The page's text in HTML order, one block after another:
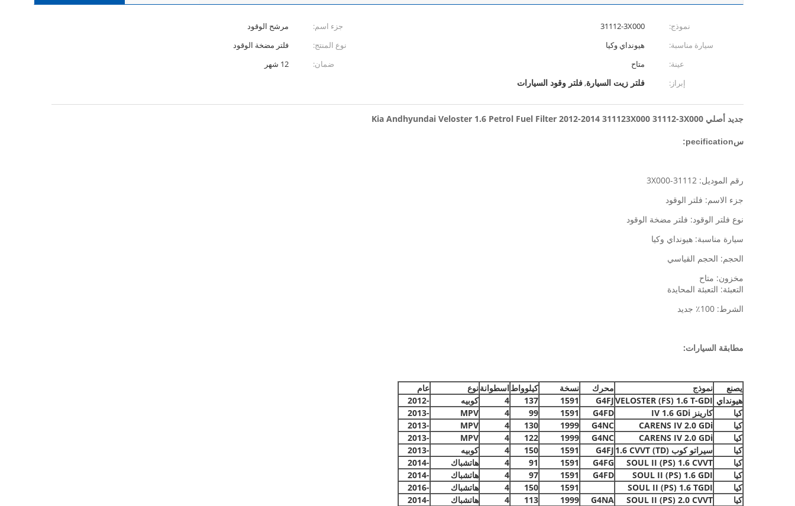
نموذج: 31112-3X000 جزء اسم:
مرشح الوقود
سيارة مناسبة:
هيونداي وكيا نوع المنتج:
فلتر مضخة الوقود
عينة:
متاح ضمان:
12 شهر
إبراز:
فلتر زيت السيارة,فلتر وقود السيارات
جديد أصلي Kia Andhyundai Veloster 1.6 Petrol Fuel Filter 2012-2014 311123X000 31112-3X000
سpecification:
رقم الموديل: 31112-3X000
جزء الاسم: فلتر الوقود
نوع فلتر الوقود: فلتر مضخة الوقود
سيارة مناسبة: هيونداي وكيا
الحجم: الحجم القياسي
مخزون: متاح
التعبئة: التعبئة المحايدة
الشرط: 100٪ جديد
مطابقة السيارات:
يصنع نموذج محرك نسخة كيلوواطاسطوانةنوع
عام
هيونداي VELOSTER (FS) 1.6 T-GDI
G4FJ
1591
137
4 كوبيه
-2012
كيا
كارينز IV 1.6 GDi G4FD
1591
99
4
MPV
-2013
كيا
CARENS IV 2.0 GDi
G4NC
1999
130
4
MPV
-2013
كيا
CARENS IV 2.0 GDi
G4NC
1999
122
4
MPV
-2013
كيا
سيراتو كوب (TD) 1.6 CVVT G4FJ
1591
150
4 كوبيه
-2013
كيا
SOUL II (PS) 1.6 CVVT
G4FG
1591
91
4 هاتشباك
-2014
كيا
SOUL II (PS) 1.6 GDI
G4FD
1591
97
4 هاتشباك
-2014
كيا
SOUL II (PS) 1.6 TGDI
1591
150
4 هاتشباك
-2016
كيا
SOUL II (PS) 2.0 CVVT
G4NA
1999
113
4 هاتشباك -2014